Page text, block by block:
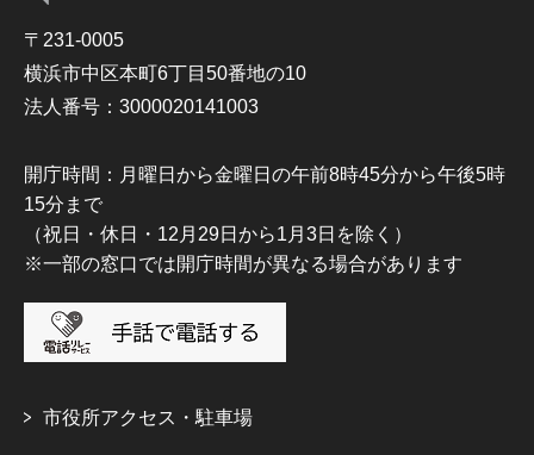
〒231-0005
横浜市中区本町6丁目50番地の10
法人番号：3000020141003
開庁時間：月曜日から金曜日の午前8時45分から午後5時
15分まで
（祝日・休日・12月29日から1月3日を除く）
※一部の窓口では開庁時間が異なる場合があります
市役所アクセス・駐車場